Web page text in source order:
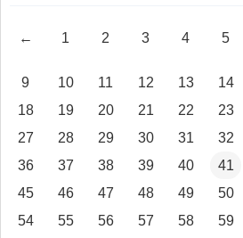
← 1 2 3 4 5
9
10 11 12 13 14
18
19 20 21 22 23
27
28 29 30 31 32
36
37 38 39 40 41
45
46 47 48 49 50
54
55 56 57 58 59